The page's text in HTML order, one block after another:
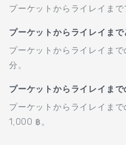
プーケットからライレイま
プーケットからライレイま
プーケットからライレイま
分。
プーケットからライレイま
プーケットからライレイま
1,000 ฿。